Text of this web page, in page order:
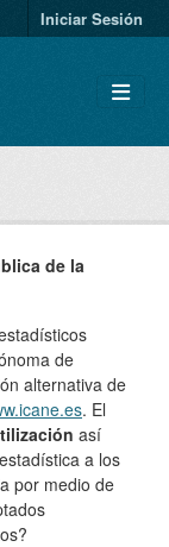
Iniciar Sesión
de la
de
alternativa de
. El
así
a los
por medio de